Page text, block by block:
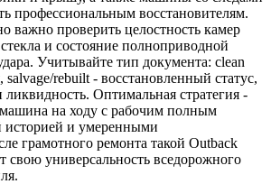
профессиональным восстановителям.
важно проверить целостность камер
и состояние полноприводной
Учитывайте тип документа: clean
salvage/rebuilt - восстановленный статус,
ликвидность. Оптимальная стратегия -
на ходу с рабочим полным
историей и умеренными
грамотного ремонта такой Outback
свою универсальность вседорожного